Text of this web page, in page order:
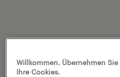
Willkommen. Übernehmen
Ihre Cookies.